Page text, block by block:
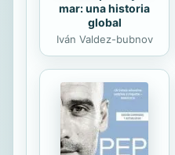
mar: una historia
global
Iván Valdez-bubnov